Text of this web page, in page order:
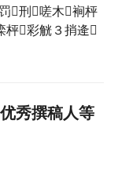
刑嗟木裥枰
枰彩觥３捎逄
秀撰稿人等